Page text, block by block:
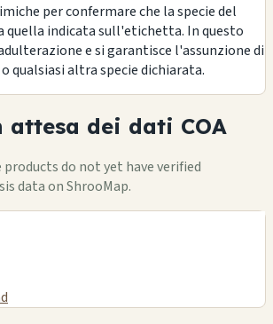
per confermare che la specie del
quella indicata sull'etichetta. In questo
e si garantisce l'assunzione di
qualsiasi altra specie dichiarata.
dei dati COA
products do not yet have verified
data on ShrooMap.